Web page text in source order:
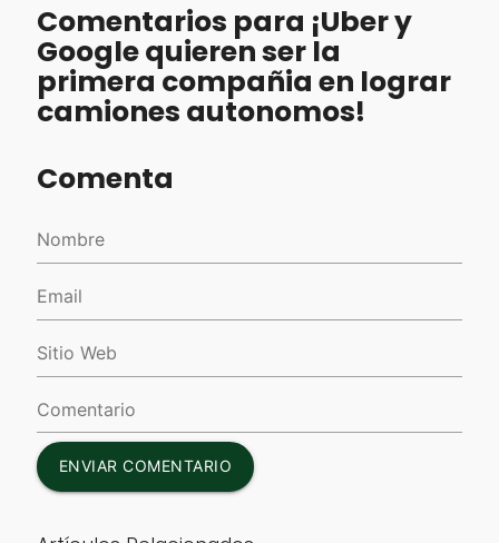
Comentarios para ¡Uber y
Google quieren ser la
primera compañia en lograr
camiones autonomos!
Comenta
ENVIAR COMENTARIO